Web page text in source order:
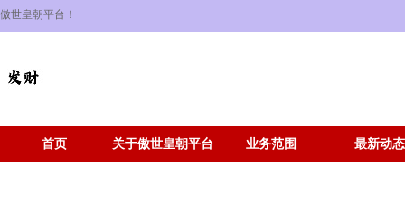
傲世皇朝平台！
首页 关于傲世皇朝平台 业务范围 最新动态